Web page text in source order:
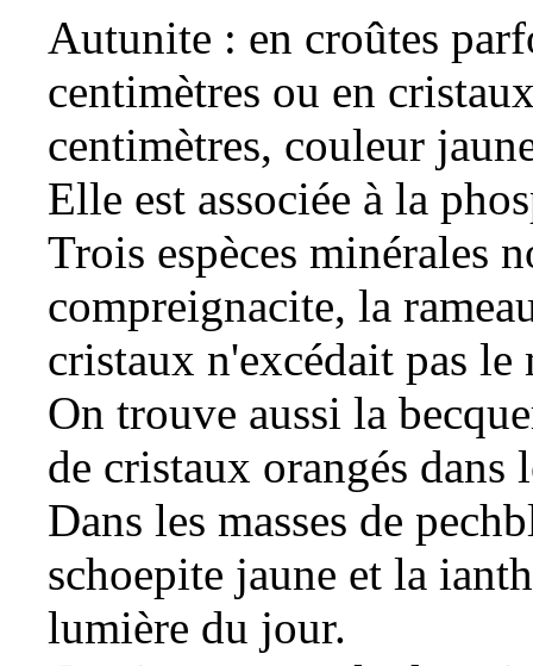
Autunite : en croûtes
centimètres ou en
centimètres, couleur
Elle est associée à la
Trois espèces minérales
compreignacite, la
cristaux n'excédait pas
On trouve aussi la
de cristaux orangés
Dans les masses de
schoepite jaune et la
lumière du jour.